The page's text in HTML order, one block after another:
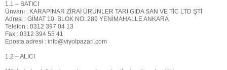
1.1 – SATICI
Ünvanı : KARAPINAR ZİRAİ ÜRÜNLER TARI GIDA SAN VE TİC LTD ŞTİ
Adresi : GİMAT 10. BLOK NO: 289 YENİMAHALLE ANKARA
Telefon : 0312 397 04 13
Fax : 0312 394 55 41
Eposta adresi : info@viyolpazari.com
1.2 – ALICI